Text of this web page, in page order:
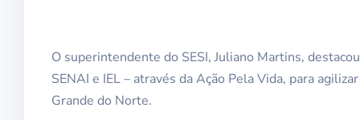
O superintendente do SESI, Juliano Martins,
SENAI e IEL – através da Ação Pela Vida, para
Grande do Norte.